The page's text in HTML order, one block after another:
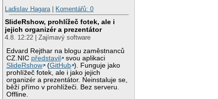
Ladislav Hagara| Komentářů: 0
SlideRshow, prohlížeč fotek, ale i
jejich organizér a prezentátor
4.8. 12:22 | Zajímavý software
Edvard Rejthar na blogu zaměstnanců
CZ.NIC představil
svou aplikaci
SlideRshow
(GitHub ). Funguje jako
prohlížeč fotek, ale i jako jejich
organizér a prezentátor. Neinstaluje se,
běží přímo v prohlížeči. Bez serveru.
Offline.